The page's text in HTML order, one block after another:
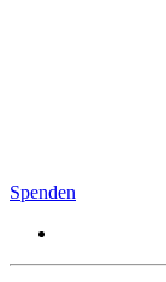
Spenden